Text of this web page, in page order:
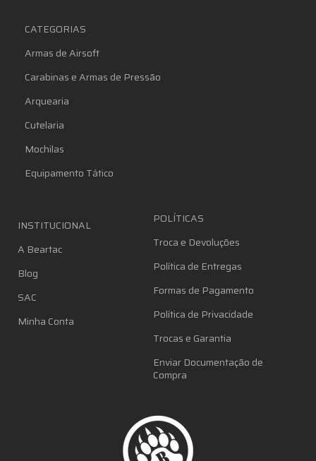
CATEGORIAS
Armas de Airsoft
Carabinas e Armas de Pressão
Arquearia
Cutelaria
Mochilas
Equipamento Tático
INSTITUCIONAL
A Beartac
Blog
SAC
Minha Conta
POLÍTICAS
Troca e Devoluções
Política de Entregas
Formas de Pagamento
Política de Privacidade
Trocas e Garantia
Enviar Documentação de
Compra